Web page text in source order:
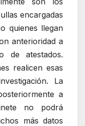
encargadas
quienes llegan
anterioridad a
de atestados.
realicen esas
La
a
no podrá
más datos